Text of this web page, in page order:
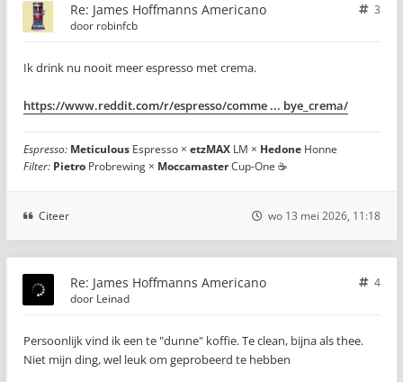
Re: James Hoffmanns Americano
3
door robinfcb
Ik drink nu nooit meer espresso met crema.
https://www.reddit.com/r/espresso/comme ... bye_crema/
Espresso: Meticulous Espresso × etzMAX LM × Hedone Honne
Filter: Pietro Probrewing × MoccamasterCup-One ☕
Citeer wo 13 mei 2026, 11:18
Re: James Hoffmanns Americano
4
door Leinad
Persoonlijk vind ik een te "dunne" koffie. Te clean, bijna als thee.
Niet mijn ding, wel leuk om geprobeerd te hebben